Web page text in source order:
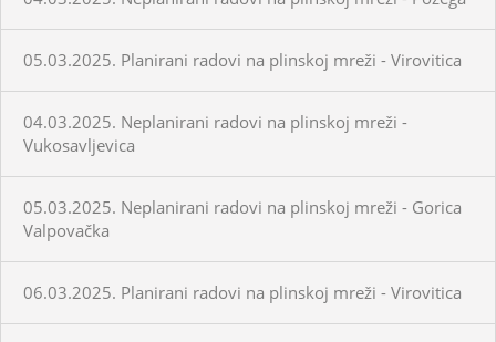
05.03.2025. Planirani radovi na plinskoj mreži - Virovitica
04.03.2025. Neplanirani radovi na plinskoj mreži -
Vukosavljevica
05.03.2025. Neplanirani radovi na plinskoj mreži - Gorica
Valpovačka
06.03.2025. Planirani radovi na plinskoj mreži - Virovitica